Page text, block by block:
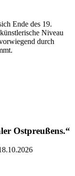
Ende des 19.
Niveau
durch
Ostpreußens.“